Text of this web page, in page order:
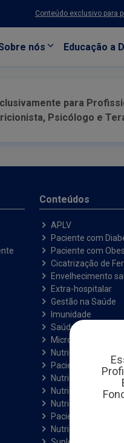
Conteúdo exclusivo para
nós Educação a
para
Psicólogo e
Conteúdos
APLV
Paciente com
Paciente com
Cicatrização de
Envelhecimento
Extra-hospitalar
Gestão na Saúde
Imunidade
Saúde e Nutrição
Microbiota Intestinal
Nutrição Celular
Paciente Cirúrgico
Nutrição Esportiva
Nutrição Feminina
Nutrição na
Paciente Crítico
Nutrição Pediátrica